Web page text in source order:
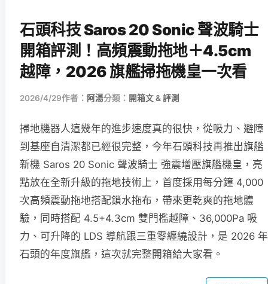
石頭科技 Saros 20 Sonic 聲波騎士
開箱評測！高頻震動拖地＋4.5cm
越障，2026 旗艦掃拖機皇一次看
2026/4/29作者： 阿湯分類： 開箱文 & 評測
掃地機器人這幾年的進步速度真的很快，從吸力、避障
到基座自清潔都已經很完整，今年石頭科技再推出旗艦
新機 Saros 20 Sonic 聲波騎士 強震增壓旗艦機皇，亮
點放在全新升級的拖地技術上，首度採用每分鐘 4,000
次高頻震動拖地搭配鎖水拖布，帶來更乾爽的拖地體
驗，同時搭配 4.5+4.3cm 雙門檻越障、36,000Pa 吸
力、可升降的 LDS 導航跟三重零纏繞設計，是 2026 年
石頭的年度旗艦，這次就完整開箱給大家看。